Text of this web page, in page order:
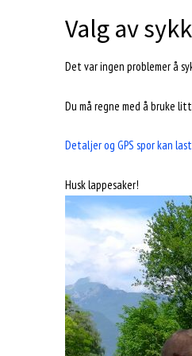
Valg av
Det var ingen problemer å
Du må regne med å bruke
Detaljer og GPS spor kan
Husk lappesaker!